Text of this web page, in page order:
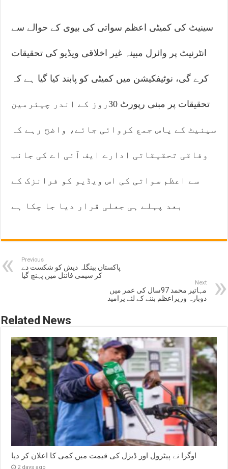
سینیٹ کی کمیٹی اعظم سواتی کی بیوی کے حوالے سے
انٹرنیٹ پر وائرل مبینہ غیر اخلاقی ویڈیو کی تحقیقات
کرے گی، نوٹیفکیشن میں کمیٹی کو پابند کیا گیا ہے کہ
تحقیقات پر مبنی رپورٹ 30روز کے اندر چیئرمین
سینیٹ کے پاس جمع کروائی جائے، واضح رہے کہ
وفاقی تحقیقاتی ادارے ایف آئی اے کی جانب
سے اعظم سواتی کی اس ویڈیو کو فرانزک کے
بعد پہلے ہی جعلی قرار دیا جا چکا ہے
Previous
پاکستان ببنگلہ دیش کو شکست دے
کر سیمی فائنل میں پہنچ گیا
Next
مہاتیر محمد 97سال کی عمر میں
دوبارہ وزیراعظم بننے کے لئے پرامید
Related News
اوگرا نے پیٹرول اور ڈیزل کی قیمت میں کمی کا اعلان کر دیا
2 days ago